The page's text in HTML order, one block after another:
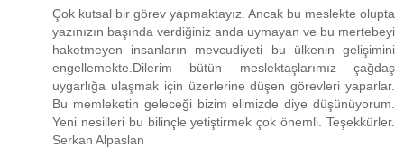
Çok kutsal bir görev yapmaktayız. Ancak bu meslekte olupta
yazınızın başında verdiğiniz anda uymayan ve bu mertebeyi
haketmeyen insanların mevcudiyeti bu ülkenin gelişimini
engellemekte.Dilerim bütün meslektaşlarımız çağdaş
uygarlığa ulaşmak için üzerlerine düşen görevleri yaparlar.
Bu memleketin geleceği bizim elimizde diye düşünüyorum.
Yeni nesilleri bu bilinçle yetiştirmek çok önemli. Teşekkürler.
Serkan Alpaslan